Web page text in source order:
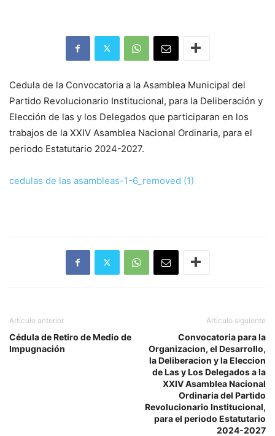
Cedula de la Convocatoria a la Asamblea Municipal del
Partido Revolucionario Institucional, para la Deliberación y
Elección de las y los Delegados que participaran en los
trabajos de la XXIV Asamblea Nacional Ordinaria, para el
periodo Estatutario 2024-2027.
cedulas de las asambleas-1-6_removed (1)
Artículo anterior
Cédula de Retiro de Medio de
Impugnación
Artículo siguiente
Convocatoria para la
Organizacion, el Desarrollo,
la Deliberacion y la Eleccion
de Las y Los Delegados a la
XXIV Asamblea Nacional
Ordinaria del Partido
Revolucionario Institucional,
para el periodo Estatutario
2024-2027